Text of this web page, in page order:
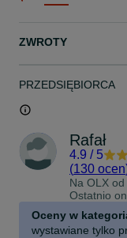
ZWROTY
PRZEDSIĘBIORCA
Rafał
4.9 / 5
(130 ocen
Na OLX od
Ostatnio
Oceny w
wystawiane tylko